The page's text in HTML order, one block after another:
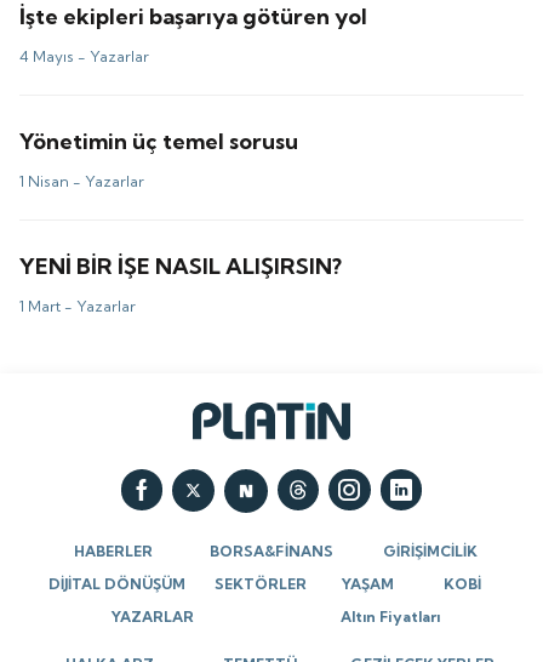
İşte ekipleri başarıya götüren yol
4 Mayıs - Yazarlar
Yönetimin üç temel sorusu
1 Nisan - Yazarlar
YENİ BİR İŞE NASIL ALIŞIRSIN?
1 Mart - Yazarlar
HABERLER BORSA&FİNANS
GİRİŞİMCİLİK
DİJİTAL DÖNÜŞÜM
SEKTÖRLER YAŞAM
KOBİ
YAZARLAR
Altın Fiyatları